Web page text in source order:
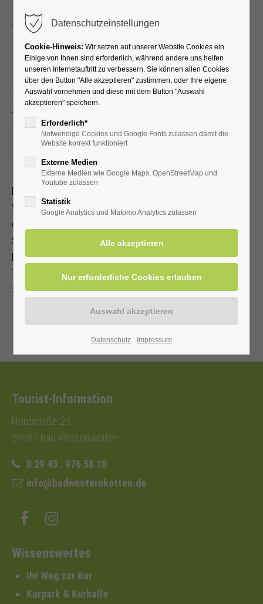
„Mystik Baum“ - mit
Annette Frederking
27.08.2025, 17:00
Der Kurpark Bad Westernkotten besticht durch seine
Vielfalt an einheimischen Solitärbäumen. Es ist immer eine
große Freude, sie in ihrer Eigenart, ihrem Wesen, ihrer
Schönheit und vielfältigen Verbundenheit mit und
Bedeutung für uns Menschen vorzustellen.
Teilnahmegebühr: Mit Kur-/Einwohnerkarte 2,00 €, ohne
5,00 €
Tourist-Information
Nordstraße 2b
59597 Bad Westernkotten
0 29 43 . 976 58 10
info@badwesternkotten.de
Wissenswertes
Ihr Weg zur Kur
Kurpark & Kurhalle
Datenschutzeinstellungen
Cookie-Hinweis: Wir setzen auf unserer Website Cookies ein.
Einige von Ihnen sind erforderlich, während andere uns helfen
unseren Internetauftritt zu verbessern. Sie können allen Cookies
über den Button "Alle akzeptieren" zustimmen, oder Ihre eigene
Auswahl vornehmen und diese mit dem Button "Auswahl
akzeptieren" speichern.
Erforderlich*
Notwendige Cookies und Google Fonts zulassen damit die
Website korrekt funktioniert
Externe Medien
Externe Medien wie Google Maps, OpenStreetMap und
Youtube zulassen
Statistik
Google Analytics und Matomo Analytics zulassen
Datenschutz Impressum